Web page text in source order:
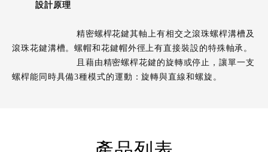
設計原理
精密螺桿花鍵其軸上有相交之滾珠螺桿溝槽及
滾珠花鍵溝槽。螺帽和花鍵帽外徑上有直接裝設的特殊軸承。
且藉由精密螺桿花鍵的旋轉或停止，讓單一支
螺桿能同時具備3種模式的運動：旋轉與直線和螺旋。